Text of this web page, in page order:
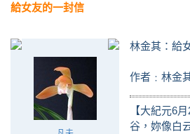
給女友的一封信
林金其：給
作者﹕林金
【大紀元6
谷，妳像白